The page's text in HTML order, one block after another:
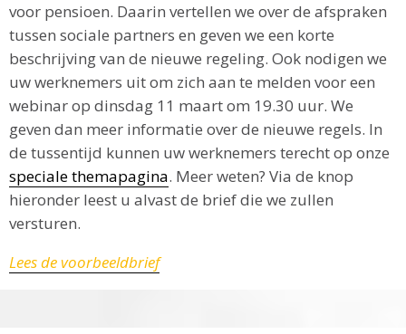
voor pensioen. Daarin vertellen we over de afspraken
tussen sociale partners en geven we een korte
beschrijving van de nieuwe regeling. Ook nodigen we
uw werknemers uit om zich aan te melden voor een
webinar op dinsdag 11 maart om 19.30 uur. We
geven dan meer informatie over de nieuwe regels. In
de tussentijd kunnen uw werknemers terecht op onze
speciale themapagina. Meer weten? Via de knop
hieronder leest u alvast de brief die we zullen
versturen.
Lees de voorbeeldbrief